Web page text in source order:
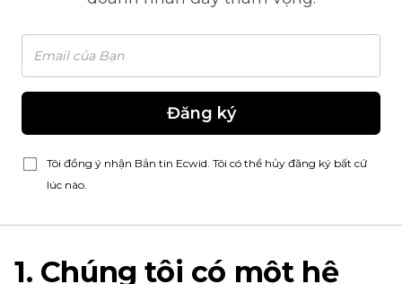
Đăng ký
Tôi đồng ý nhận Bản tin Ecwid. Tôi có thể hủy đăng ký bất cứ
lúc nào.
1. Chúng tôi có một hệ